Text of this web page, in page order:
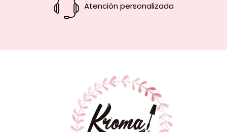
Atención personalizada